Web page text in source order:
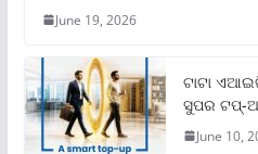
June 19, 2026
ଟାଟା
ସୁପର ଟପ୍‌-
June 10,